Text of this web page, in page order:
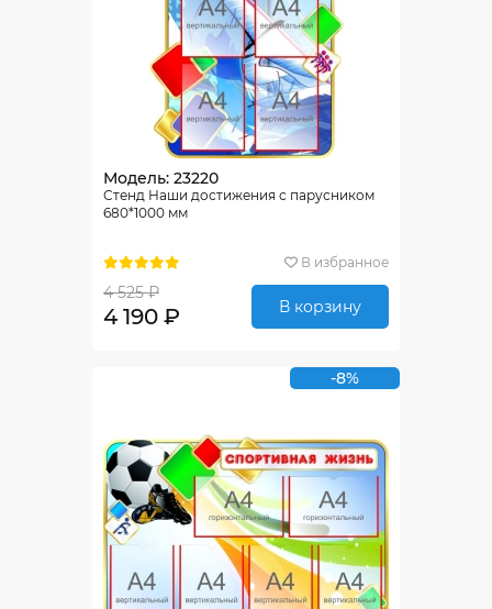
Модель: 23220
Стенд Наши достижения с парусником
680*1000 мм
В избранное
4 525 ₽
4 190 ₽ В корзину
-8%